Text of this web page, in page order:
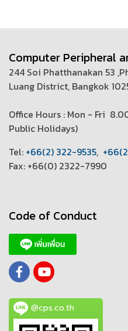
Computer Peripheral
244 Soi Phatthanakan 53
Luang District, Bangkok
Office Hours : Mon - Fri
Public Holidays)
Tel: +66(2) 322-9535,
Fax: +66(0) 2322-7990
Code of Conduct
@cps.co.th